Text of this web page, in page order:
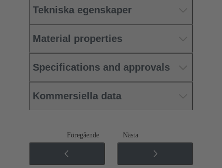
Tekniska egenskaper
Material properties
Specifications and approvals
Kommersiella data
Föregående Nästa